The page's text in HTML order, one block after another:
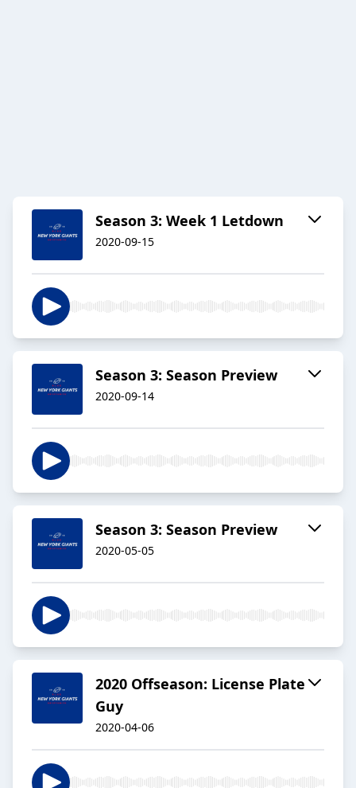
Season 3: Week 1 Letdown
2020-09-15
Season 3: Season Preview
2020-09-14
Season 3: Season Preview
2020-05-05
2020 Offseason: License Plate
Guy
2020-04-06